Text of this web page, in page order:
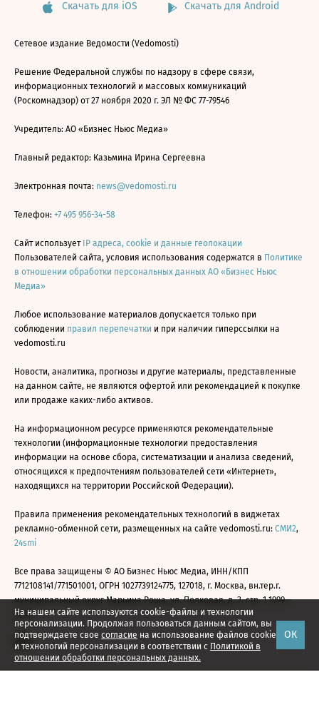
На нашем сайте используются cookie-файлы и технологии
персонализации. Продолжая пользоваться данным сайтом, вы
подтверждаете свое согласие на использование файлов cookie
и технологий персонализации в соответствии с Политикой в
отношении обработки персональных данных.
ОК
Скачать для iOS Скачать для Android
Сетевое издание Ведомости (Vedomosti)
Решение Федеральной службы по надзору в сфере связи,
информационных технологий и массовых коммуникаций
(Роскомнадзор) от 27 ноября 2020 г. ЭЛ № ФС 77-79546
Учредитель: АО «Бизнес Ньюс Медиа»
Главный редактор: Казьмина Ирина Сергеевна
Электронная почта: news@vedomosti.ru
Телефон: +7 495 956-34-58
Сайт использует IP адреса, cookie и данные геолокации
Пользователей сайта, условия использования содержатся в Политике
в отношении обработки персональных данных АО «Бизнес Ньюс
Медиа»
Любое использование материалов допускается только при
соблюдении правил перепечатки и при наличии гиперссылки на
vedomosti.ru
Новости, аналитика, прогнозы и другие материалы, представленные
на данном сайте, не являются офертой или рекомендацией к покупке
или продаже каких-либо активов.
На информационном ресурсе применяются рекомендательные
технологии (информационные технологии предоставления
информации на основе сбора, систематизации и анализа сведений,
относящихся к предпочтениям пользователей сети «Интернет»,
находящихся на территории Российской Федерации).
Правила применения рекомендательных технологий в виджетах
рекламно-обменной сети, размещенных на сайте vedomosti.ru: СМИ2,
24smi
Все права защищены © АО Бизнес Ньюс Медиа, ИНН/КПП
7712108141/771501001, ОГРН 1027739124775, 127018, г. Москва, вн.тер.г.
муниципальный округ Марьина Роща, ул. Полковая, д. 3, стр. 1 1999—
2026